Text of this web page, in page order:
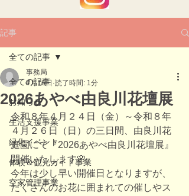
記事
全ての記事
お知らせ
生活支援事業
緑化イベント
体験＆観光ガイド事業
空家管理事業
全ての記事
2026あやべ由良川花壇展
事務局
4月16日 読了時間: 1分
令和８年４月２４日（金）～令和８年
４月２６日（日）の三日間、由良川花
庭園にて『2026あやべ由良川花壇展』
開催いたします🌸
今年は少し早い開催日となりますが、
たくさんのお花に囲まれての催しやス